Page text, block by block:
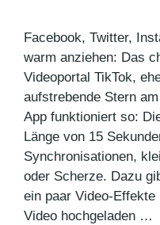
Facebook, Twitter,
warm anziehen: Das
Videoportal TikTok,
aufstrebende Stern
App funktioniert so:
Länge von 15
Synchronisationen,
oder Scherze. Dazu
ein paar Video-
Video hochgeladen …